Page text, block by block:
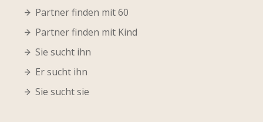
Partner finden mit 60
Partner finden mit Kind
Sie sucht ihn
Er sucht ihn
Sie sucht sie